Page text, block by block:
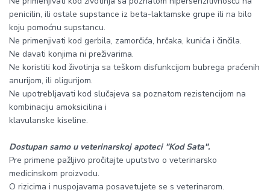
penicilin, ili ostale supstance iz beta-laktamske grupe ili na bilo
koju pomoćnu supstancu.
Ne primenjivati kod gerbila, zamorčića, hrčaka, kunića i činčila.
Ne davati konjima ni preživarima.
Ne koristiti kod životinja sa teškom disfunkcijom bubrega praćenih
anurijom, ili oligurijom.
Ne upotrebljavati kod slučajeva sa poznatom rezistencijom na
kombinaciju amoksicilina i
klavulanske kiseline.
Dostupan samo u veterinarskoj apoteci "Kod Sata".
Pre primene pažljivo pročitajte uputstvo o veterinarsko
medicinskom proizvodu.
O rizicima i nuspojavama posavetujete se s veterinarom.